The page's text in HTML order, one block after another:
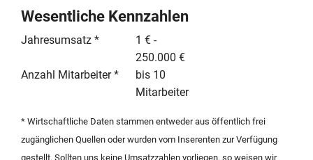
eine E-Ladestation ergänzen das Freizeitangebot des
seine Lage am Naturschutzgebiet hohe Privatsphäre
und ist ein idealer Ausgangspunkt für Outdoor-
Aktivitäten. Der Verkauf erfolgt inklusive des
betrieblichen Inventars und der Gebäude zur
Fortführung im Rahmen einer geordneten
Nachfolgeregelung.
Wesentliche Kennzahlen
Jahresumsatz *
1 € -
250.000 €
Anzahl Mitarbeiter *
bis 10
Mitarbeiter
* Wirtschaftliche Daten stammen entweder aus öffentlich frei
zugänglichen Quellen oder wurden vom Inserenten zur Verfügung
gestellt. Sollten uns keine Umsatzzahlen vorliegen, so weisen wir